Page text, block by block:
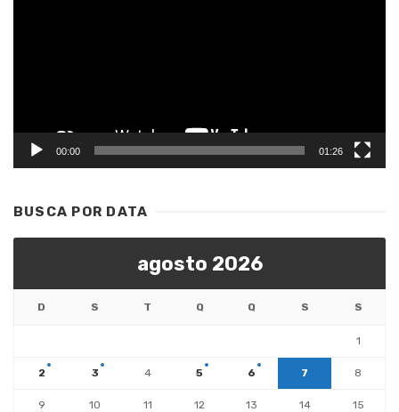
00:00 01:26
BUSCA POR DATA
agosto 2026
D S T Q Q S S
1
2 3 4 5 6 7 8
9 10 11 12 13 14 15